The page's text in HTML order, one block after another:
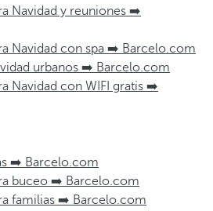
Navidad y reuniones ➡️
Navidad con spa ➡️ Barcelo.com
urbanos ➡️ Barcelo.com
Navidad con WIFI gratis ➡️
➡️ Barcelo.com
buceo ➡️ Barcelo.com
familias ➡️ Barcelo.com